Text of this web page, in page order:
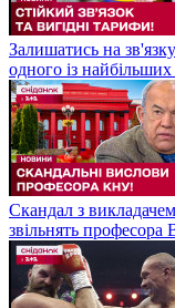
Залишатись на
одного із
Скандал з
звільнять професора